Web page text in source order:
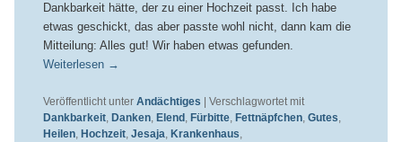
Dankbarkeit hätte, der zu einer Hochzeit passt. Ich habe
etwas geschickt, das aber passte wohl nicht, dann kam die
Mitteilung: Alles gut! Wir haben etwas gefunden.
Weiterlesen →
Veröffentlicht unter Andächtiges | Verschlagwortet mit
Dankbarkeit, Danken, Elend, Fürbitte, Fettnäpfchen, Gutes
Heilen, Hochzeit, Jesaja Krankenhaus